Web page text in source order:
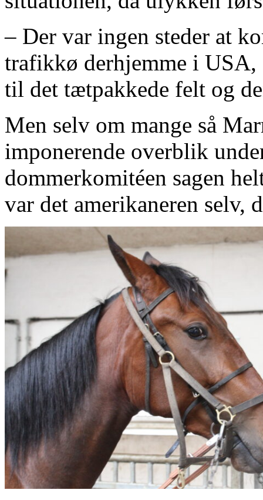
– Der var ingen steder at
trafikkø derhjemme i USA,
til det tætpakkede felt og
Men selv om mange så
imponerende overblik
dommerkomitéen sagen
var det amerikaneren selv,